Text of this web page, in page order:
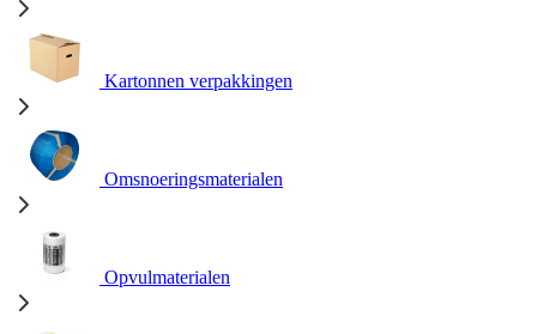
Kartonnen verpakkingen
Omsnoeringsmaterialen
Opvulmaterialen